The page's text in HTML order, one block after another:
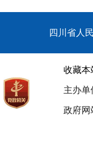
四川省人
收藏本
主办
政府网